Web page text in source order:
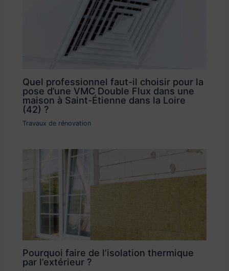
Quel professionnel faut-il choisir pour la
pose d’une VMC Double Flux dans une
maison à Saint-Étienne dans la Loire
(42) ?
Travaux de rénovation
Pourquoi faire de l’isolation thermique
par l’extérieur ?